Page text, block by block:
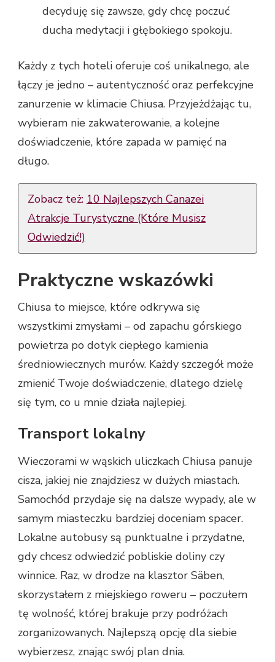
decyduję się zawsze, gdy chcę poczuć
ducha medytacji i głębokiego spokoju.
Każdy z tych hoteli oferuje coś unikalnego, ale
łączy je jedno – autentyczność oraz perfekcyjne
zanurzenie w klimacie Chiusa. Przyjeżdżając tu,
wybieram nie zakwaterowanie, a kolejne
doświadczenie, które zapada w pamięć na
długo.
Zobacz też: 10 Najlepszych Canazei
Atrakcje Turystyczne (Które Musisz
Odwiedzić!)
Praktyczne wskazówki
Chiusa to miejsce, które odkrywa się
wszystkimi zmysłami – od zapachu górskiego
powietrza po dotyk ciepłego kamienia
średniowiecznych murów. Każdy szczegół może
zmienić Twoje doświadczenie, dlatego dzielę
się tym, co u mnie działa najlepiej.
Transport lokalny
Wieczorami w wąskich uliczkach Chiusa panuje
cisza, jakiej nie znajdziesz w dużych miastach.
Samochód przydaje się na dalsze wypady, ale w
samym miasteczku bardziej doceniam spacer.
Lokalne autobusy są punktualne i przydatne,
gdy chcesz odwiedzić pobliskie doliny czy
winnice. Raz, w drodze na klasztor Säben,
skorzystałem z miejskiego roweru – poczułem
tę wolność, której brakuje przy podróżach
zorganizowanych. Najlepszą opcję dla siebie
wybierzesz, znając swój plan dnia.